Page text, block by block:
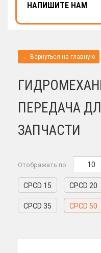
НАПИШИТЕ НАМ
← Вернуться на главную
ПЕРЕДАЧА
ЗАПЧАСТИ
Отображать по 10
CPCD 15 CPCD 20
CPCD 35 CPCD 50